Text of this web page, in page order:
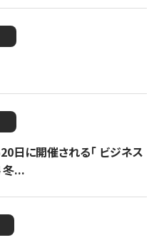
日に開催される「 ビジネス
冬...